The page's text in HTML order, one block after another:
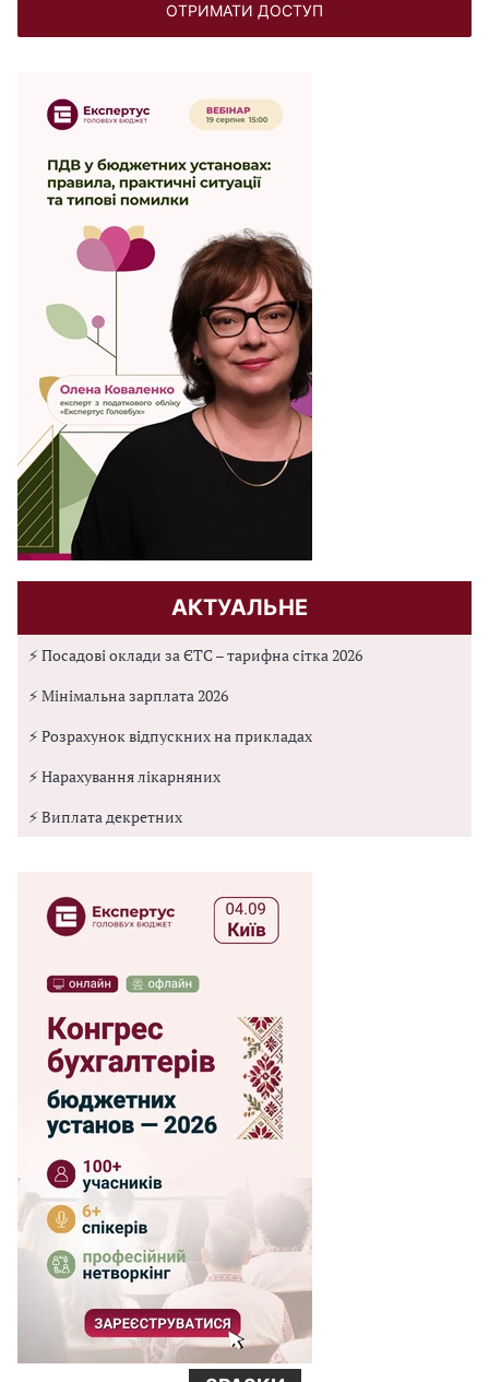
ОТРИМАТИ ДОСТУП
АКТУАЛЬНЕ
⚡ Посадові оклади за ЄТС – тарифна сітка 2026
⚡ Мінімальна зарплата 2026
⚡ Розрахунок відпускних на прикладах
⚡ Нарахування лікарняних
⚡ Виплата декретних